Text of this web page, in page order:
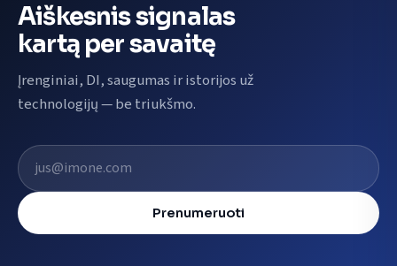
Aiškesnis signalas
kartą per savaitę
Įrenginiai, DI, saugumas ir istorijos už
technologijų — be triukšmo.
El. pašto adresas
Prenumeruoti